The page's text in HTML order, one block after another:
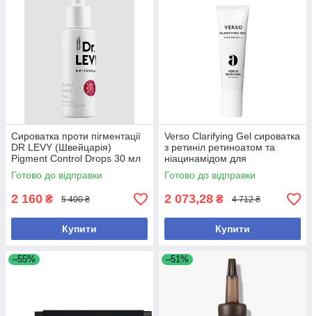
Сироватка проти пігментації
DR LEVY (Швейцарія)
Pigment Control Drops 30 мл
(без коробки, з набору)
Готово до відправки
2 160 ₴ 5 400 ₴
Купити
Verso Clarifying Gel сироватка
з ретиніл ретиноатом та
ніацинамідом для
проблемної шкіри, 30 мл (без
коробки, з набору)
Готово до відправки
2 073,28 ₴ 4 712 ₴
Купити
–55% –51%